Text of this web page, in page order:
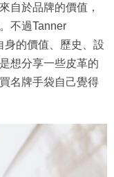
自於品牌的價值，
不過Tanner
身的價值、歷史、設
想分享一些皮革的
名牌手袋自己覺得